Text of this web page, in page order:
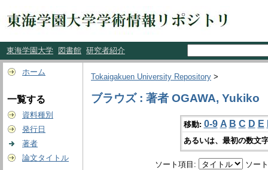
東海学園大学 図書館 研究者紹介
ホーム
一覧する
資料種別
発行日
著者
論文タイトル
Tokaigakuen University Repository >
ブラウズ : 著者 OGAWA, Yukiko
移動: 0-9 A B C D E
あるいは、最初の数文
ソート項目: ソー